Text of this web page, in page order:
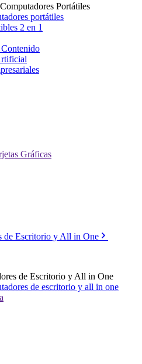
Computadores Portátiles
portátiles
2 en 1
Contenido
Gráficas
de Escritorio y All in One
de Escritorio y All in One
de escritorio y all in one